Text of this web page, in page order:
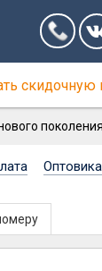
скидочную